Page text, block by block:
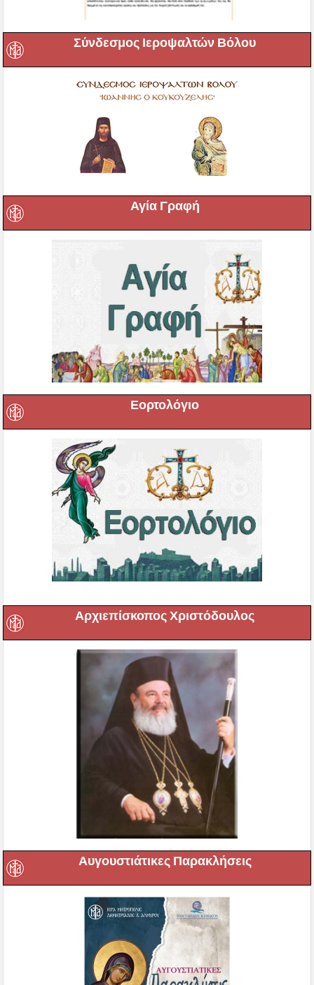
Σύνδεσμος Ιεροψαλτών Βόλου
Αγία Γραφή
Εορτολόγιο
Αρχιεπίσκοπος Χριστόδουλος
Αυγουστιάτικες Παρακλήσεις